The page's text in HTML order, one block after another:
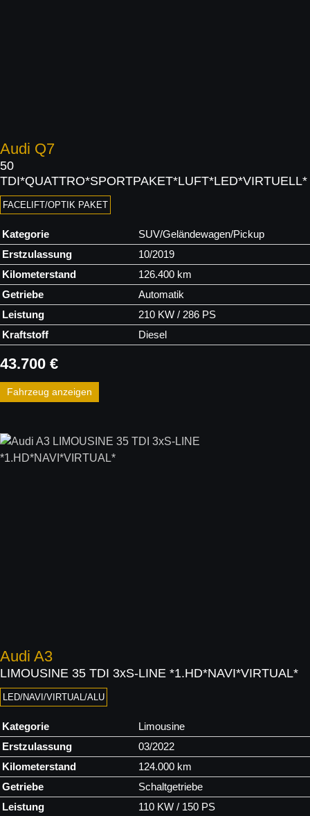
Audi Q7
50
TDI*QUATTRO*SPORTPAKET*LUFT*LED*VIRTUELL*
FACELIFT/OPTIK PAKET
Kategorie
SUV/Geländewagen/Pickup
Erstzulassung
10/2019
Kilometerstand
126.400 km
Getriebe
Automatik
Leistung
210 KW / 286 PS
Kraftstoff
Diesel
43.700 €
Fahrzeug anzeigen
Audi A3
LIMOUSINE 35 TDI 3xS-LINE *1.HD*NAVI*VIRTUAL*
LED/NAVI/VIRTUAL/ALU
Kategorie
Limousine
Erstzulassung
03/2022
Kilometerstand
124.000 km
Getriebe
Schaltgetriebe
Leistung
110 KW / 150 PS